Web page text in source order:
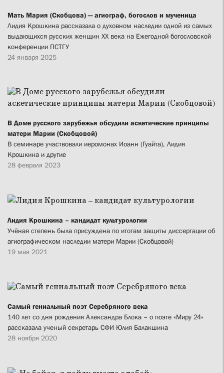
Мать Мария (Скобцова) — агиограф, богослов и мученица
Лидия Крошкина рассказала о духовном наследии одной из самых
выдающихся русских женщин XX века на Ежегодной богословской
конференции ПСТГУ
24 января 2025
В Доме русского зарубежья обсудили аскетические принципы
матери Марии (Скобцовой)
В семинаре участвовали иеромонах Иоанн (Гуайта), Лидия
Крошкина и другие
28 февраля 2023
Лидия Крошкина – кандидат культурологии
Учёная степень была присуждена по итогам защиты диссертации об
агиографическом наследии матери Марии (Скобцовой)
19 мая 2021
Самый гениальный поэт Серебряного века
140 лет со дня рождения Александра Блока – о поэте «Миру 24»
рассказала ученый секретарь СФИ Юлия Балакшина
28 ноября 2020